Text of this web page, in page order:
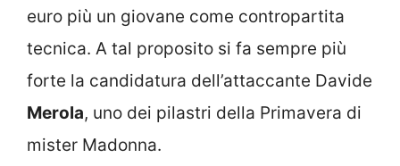
euro più un giovane come contropartita
tecnica. A tal proposito si fa sempre più
forte la candidatura dell’attaccante Davide
Merola, uno dei pilastri della Primavera di
mister Madonna.